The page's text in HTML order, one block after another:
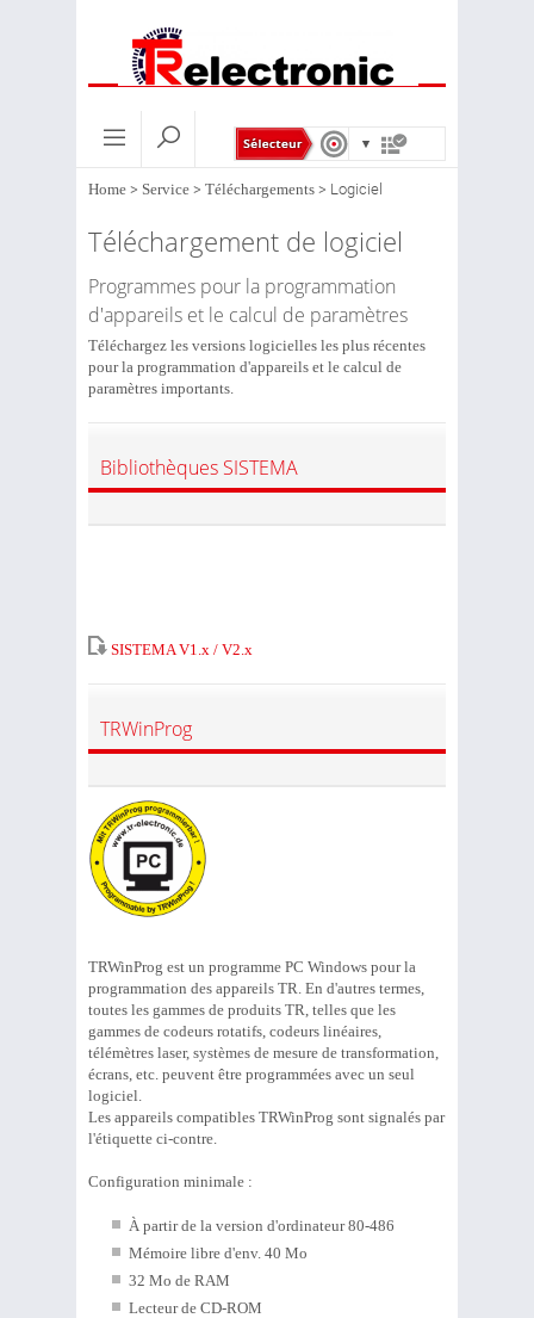
Home > Service > Téléchargements > Logiciel
Téléchargement de logiciel
Programmes pour la programmation
d'appareils et le calcul de paramètres
Téléchargez les versions logicielles les plus récentes
pour la programmation d'appareils et le calcul de
paramètres importants.
Bibliothèques SISTEMA
SISTEMA V1.x / V2.x
TRWinProg
TRWinProg est un programme PC Windows pour la
programmation des appareils TR. En d'autres termes,
toutes les gammes de produits TR, telles que les
gammes de codeurs rotatifs, codeurs linéaires,
télémètres laser, systèmes de mesure de transformation,
écrans, etc. peuvent être programmées avec un seul
logiciel.
Les appareils compatibles TRWinProg sont signalés par
l'étiquette ci-contre.
Configuration minimale :
À partir de la version d'ordinateur 80-486
Mémoire libre d'env. 40 Mo
32 Mo de RAM
Lecteur de CD-ROM